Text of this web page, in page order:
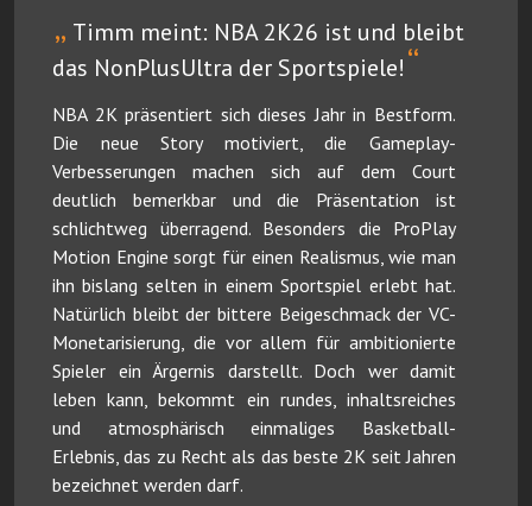
„ Timm meint: NBA 2K26 ist und bleibt
das NonPlusUltra der Sportspiele!“
NBA 2K präsentiert sich dieses Jahr in Bestform.
Die neue Story motiviert, die Gameplay-
Verbesserungen machen sich auf dem Court
deutlich bemerkbar und die Präsentation ist
schlichtweg überragend. Besonders die ProPlay
Motion Engine sorgt für einen Realismus, wie man
ihn bislang selten in einem Sportspiel erlebt hat.
Natürlich bleibt der bittere Beigeschmack der VC-
Monetarisierung, die vor allem für ambitionierte
Spieler ein Ärgernis darstellt. Doch wer damit
leben kann, bekommt ein rundes, inhaltsreiches
und atmosphärisch einmaliges Basketball-
Erlebnis, das zu Recht als das beste 2K seit Jahren
bezeichnet werden darf.